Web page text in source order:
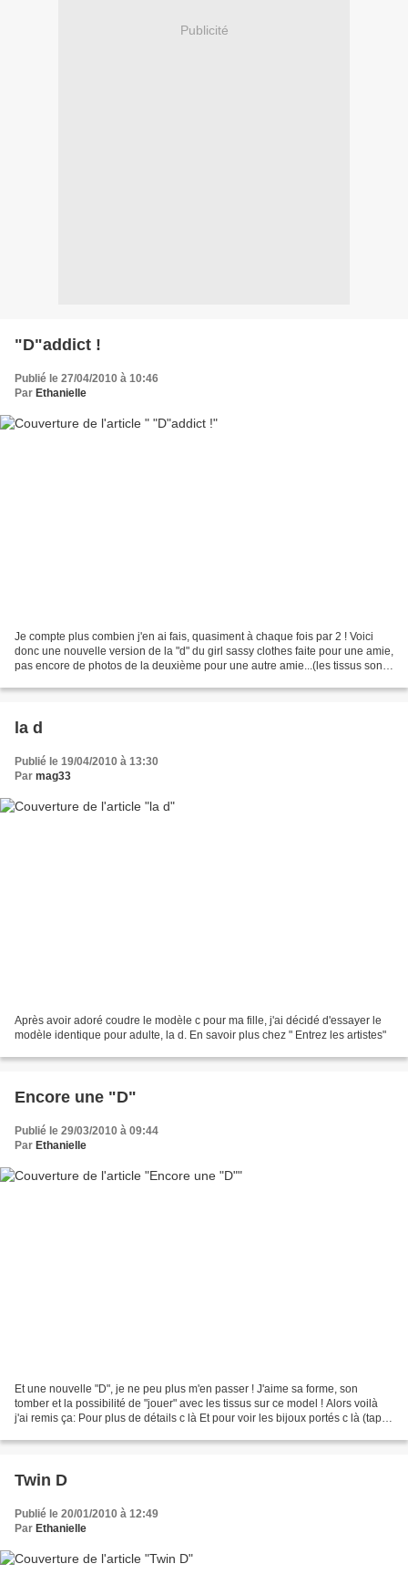
Publicité
"D"addict !
Publié le 27/04/2010 à 10:46
Par Ethanielle
Je compte plus combien j'en ai fais, quasiment à chaque fois par 2 ! Voici
donc une nouvelle version de la "d" du girl sassy clothes faite pour une amie,
pas encore de photos de la deuxième pour une autre amie...(les tissus sont
la d
Publié le 19/04/2010 à 13:30
Par mag33
Après avoir adoré coudre le modèle c pour ma fille, j'ai décidé d'essayer le
modèle identique pour adulte, la d. En savoir plus chez " Entrez les artistes"
Encore une "D"
Publié le 29/03/2010 à 09:44
Par Ethanielle
Et une nouvelle "D", je ne peu plus m'en passer ! J'aime sa forme, son
tomber et la possibilité de "jouer" avec les tissus sur ce model ! Alors voilà
j'ai remis ça: Pour plus de détails c là Et pour voir les bijoux portés c là (tapez
Twin D
Publié le 20/01/2010 à 12:49
Par Ethanielle